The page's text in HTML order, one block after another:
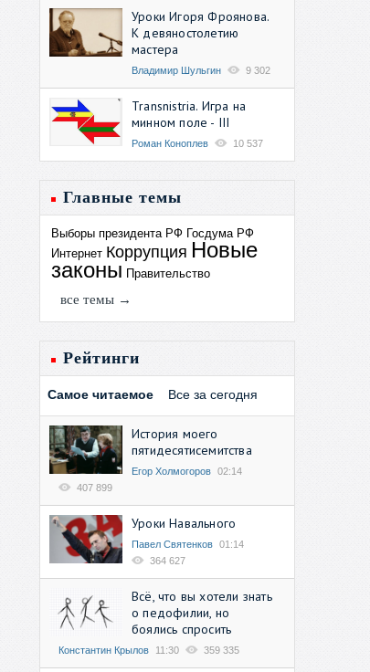
Уроки Игоря Фроянова.
К девяностолетию
мастера
Владимир Шульгин 9 302
Transnistria. Игра на
минном поле - III
Роман Коноплев 10 537
Главные темы
Выборы президента РФ Госдума РФ
Интернет Коррупция Новые
законы Правительство
все темы →
Рейтинги
Самое читаемое Все за сегодня
История моего
пятидесятисемитства
Егор Холмогоров 02:14
407 899
Уроки Навального
Павел Святенков 01:14
364 627
Всё, что вы хотели знать
о педофилии, но
боялись спросить
Константин Крылов 11:30 359 335